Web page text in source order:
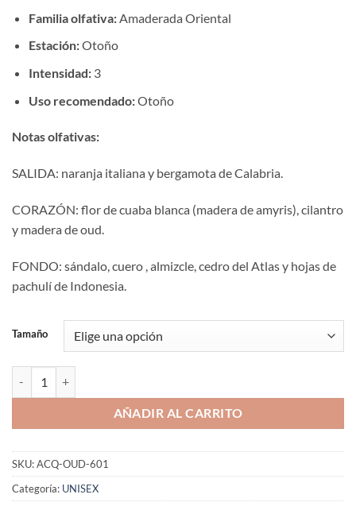
Familia olfativa:Amaderada Oriental
Estación:Otoño
Intensidad:3
Uso recomendado:Otoño
Notas olfativas:
SALIDA: naranja italiana y bergamota de Calabria.
CORAZÓN: flor de cuaba blanca (madera de amyris), cilantro
y madera de oud.
FONDO: sándalo, cuero , almizcle, cedro del Atlas y hojas de
pachulí de Indonesia.
Tamaño
AÑADIR AL CARRITO
SKU:ACQ-OUD-601
Categoría: UNISEX